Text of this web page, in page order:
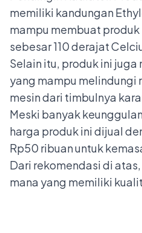
memiliki kandungan
mampu membuat
sebesar 110 derajat
Selain itu, produk ini
yang mampu melindungi
mesin dari timbulnya
Meski banyak
harga produk ini dijual
Rp50 ribuan untuk
Dari rekomendasi di
mana yang memiliki